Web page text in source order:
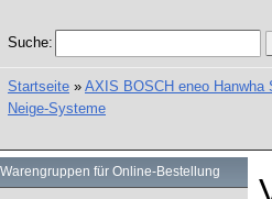
Suche:
Startseite » AXIS BOSCH eneo Hanwha
Neige-Systeme
Warengruppen für Online-Bestellung